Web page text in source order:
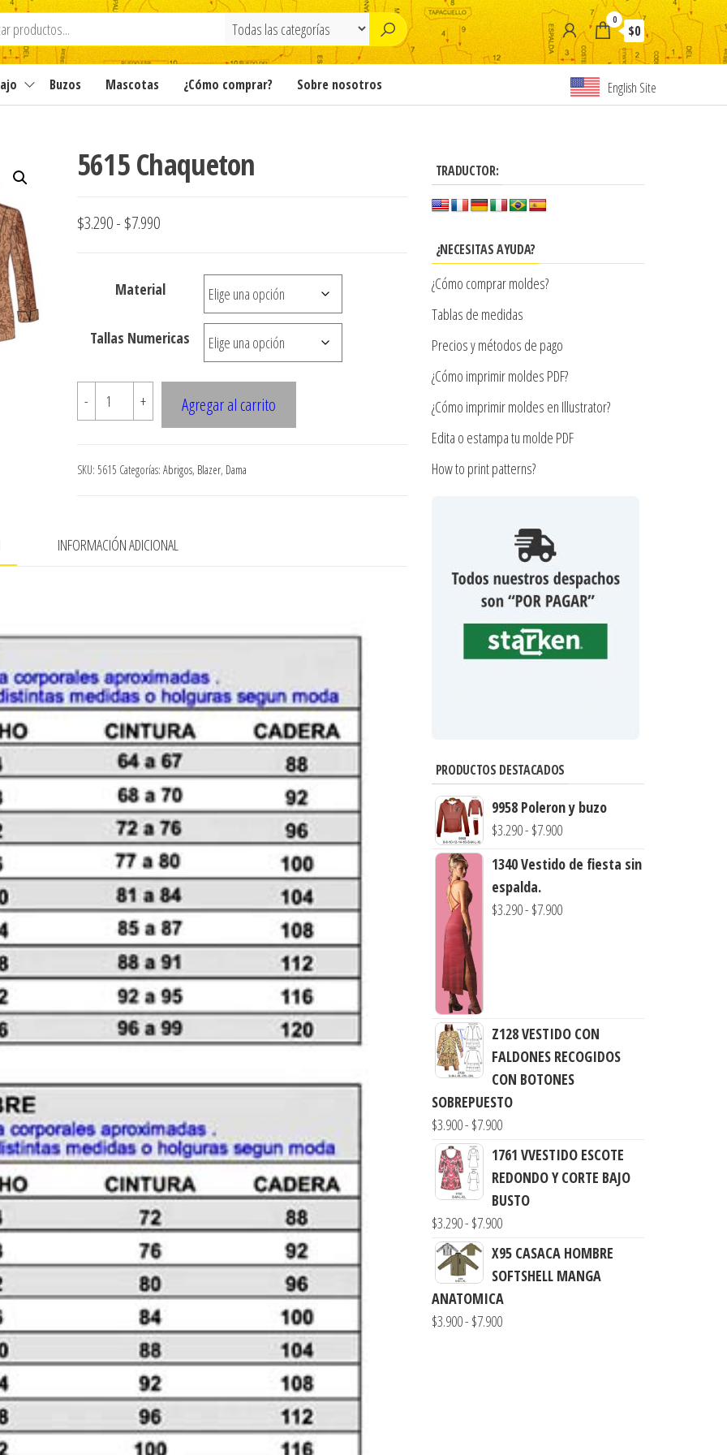
0
$0
Buzos Mascotas ¿Cómo comprar? Sobre nosotros English Site
5615 Chaqueton
$3.290- $7.990Rango
desde
$3.290
$7.990
Material
Tallas Numericas
-
5615
Chaqueton
+ Agregar al carrito
SKU: 5615 Categorías: Abrigos, Blazer, Dama
INFORMACIÓN ADICIONAL
TRADUCTOR:
¿NECESITAS AYUDA?
¿Cómo comprar moldes?
Tablas de medidas
Precios y métodos de pago
¿Cómo imprimir moldes PDF?
¿Cómo imprimir moldes en Illustrator?
Edita o estampa tu molde PDF
How to print patterns?
PRODUCTOS DESTACADOS
9958 Poleron y buzo
$3.290- $7.900Rango
precios:
$3.290
1340 Vestido de fiesta sin
espalda.
$3.290- $7.900Rango
$7.900
Z128 VESTIDO CON
FALDONES RECOGIDOS
CON BOTONES
SOBREPUESTO
$3.900- $7.900Rango
de
precios:
desde
$3.900
$7.900
1761 VVESTIDO ESCOTE
REDONDO Y CORTE BAJO
BUSTO
$3.290- $7.900Rango
de
precios:
desde
$3.290
X95 CASACA HOMBRE
SOFTSHELL MANGA
ANATOMICA
$3.900- $7.900Rango